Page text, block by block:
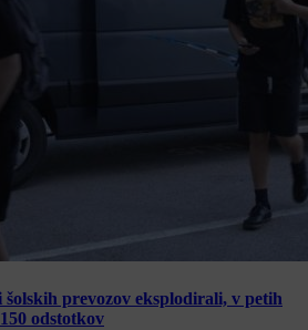
prevozov eksplodirali, v petih
odstotkov